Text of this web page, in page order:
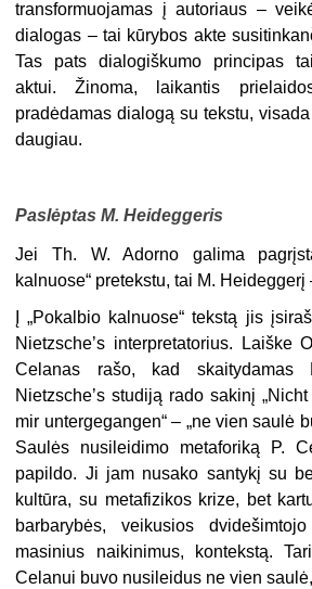
transformuojamas į autoriaus –
dialogas – tai kūrybos akte
Tas pats dialogiškumo principas
aktui. Žinoma, laikantis
pradėdamas dialogą su tekstu,
daugiau.
Paslėptas M. Heideggeris
Jei Th. W. Adorno galima
kalnuose“ pretekstu, tai M. Heideggerį
Į „Pokalbio kalnuose“ tekstą jis
Nietzsche’s interpretatorius. Laiške
Celanas rašo, kad skaitydamas
Nietzsche’s studiją rado sakinį
mir untergegangen“ – „ne vien saulė
Saulės nusileidimo metaforiką P.
papildo. Ji jam nusako santykį su
kultūra, su metafizikos krize, bet
barbarybės, veikusios
masinius naikinimus, kontekstą.
Celanui buvo nusileidus ne vien